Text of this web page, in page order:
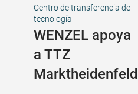
Centro de transferencia de
tecnología
WENZEL apoya
a TTZ
Marktheidenfeld